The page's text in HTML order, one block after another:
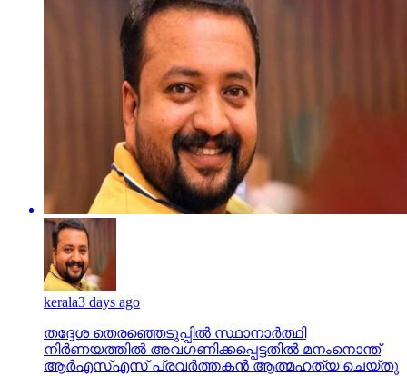
kerala3 days ago
തദ്ദേശ തെരഞ്ഞെടുപ്പില്‍ സ്ഥാനാര്‍ത്ഥി
നിര്‍ണയത്തില്‍ അവഗണിക്കപ്പെട്ടതില്‍ മനംനൊന്ത്
ആര്‍എസ്എസ് പ്രവര്‍ത്തകന്‍ ആത്മഹത്യ ചെയ്തു